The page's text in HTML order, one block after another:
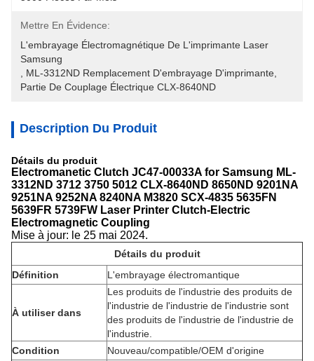
Mettre En Évidence:
L'embrayage Électromagnétique De L'imprimante Laser
Samsung
ML-3312ND Remplacement D'embrayage D'imprimante
Partie De Couplage Électrique CLX-8640ND
Description Du Produit
Détails du produit
​Electromanetic Clutch JC47-00033A for Samsung ML-
3312ND 3712 3750 5012 CLX-8640ND 8650ND 9201NA
9251NA 9252NA 8240NA M3820 SCX-4835 5635FN
5639FR 5739FW Laser Printer Clutch-Electric
Electromagnetic Coupling
Mise à jour: le 25 mai 2024.
Détails du produit
Définition
L'embrayage électromantique
À utiliser dans
Les produits de l'industrie des produits de
l'industrie de l'industrie de l'industrie sont
des produits de l'industrie de l'industrie de
l'industrie.
Condition
Nouveau/compatible/OEM d'origine